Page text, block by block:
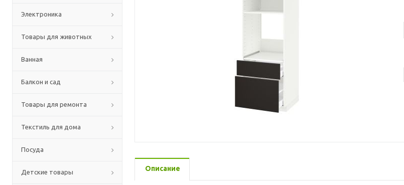
Электроника
Товары для животных
Ванная
Балкон и сад
Товары для ремонта
Текстиль для дома
Посуда
Детские товары Описание